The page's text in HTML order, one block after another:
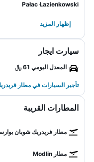
Pałac Łazienkowski
إظهار المزيد
سيارت ايجار
المعدل اليومي 61 ﷼
تأجير السيارات في مطار
المطارات القريبة
مطار فريدريك شوبان
مطار Modlin